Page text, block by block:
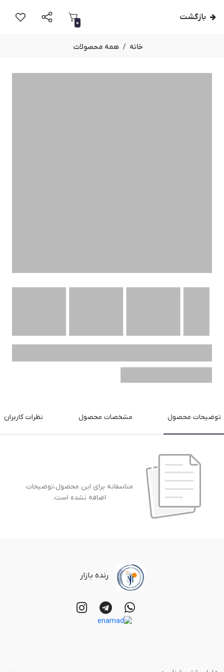
بازگشت
0
خانه همه محصولات
توضیحات محصول مشخصات محصول نظرات کاربران
متاسفانه برای این محصول،توضیحات
اضافه نشده است.
رنده بازار